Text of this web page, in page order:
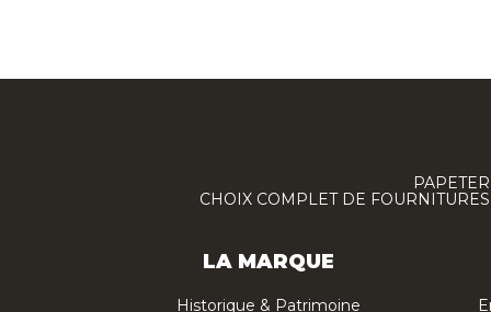
CHOIX COMPLET DE
LA MARQUE
Historique & Patrimoine